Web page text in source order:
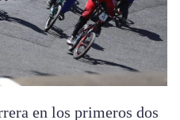
en los primeros dos